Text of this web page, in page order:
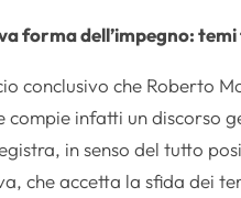
forma dell’impegno:
conclusivo che Roberto
compie infatti un discorso
in senso del tutto
che accetta la sfida dei